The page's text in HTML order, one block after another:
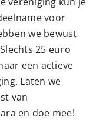
voor
we bewust
25 euro
een actieve
Laten we
van
en doe mee!